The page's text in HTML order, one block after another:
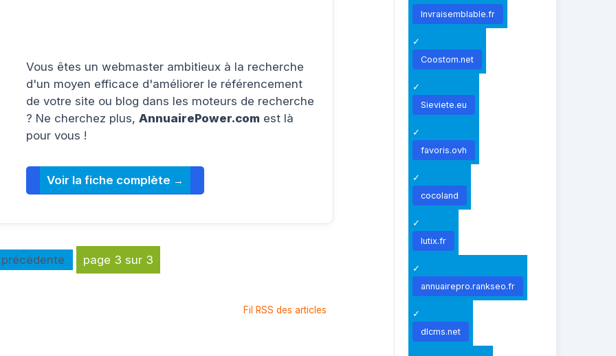
Vous êtes un webmaster ambitieux à la recherche
d'un moyen efficace d'améliorer le référencement
de votre site ou blog dans les moteurs de recherche
? Ne cherchez plus, AnnuairePower.com est là
pour vous !
Voir la fiche complète
précédente page 3 sur 3
Fil RSS des articles
Invraisemblable.fr
Coostom.net
Sieviete.eu
favoris.ovh
cocoland
lutix.fr
annuairepro.rankseo.fr
dlcms.net